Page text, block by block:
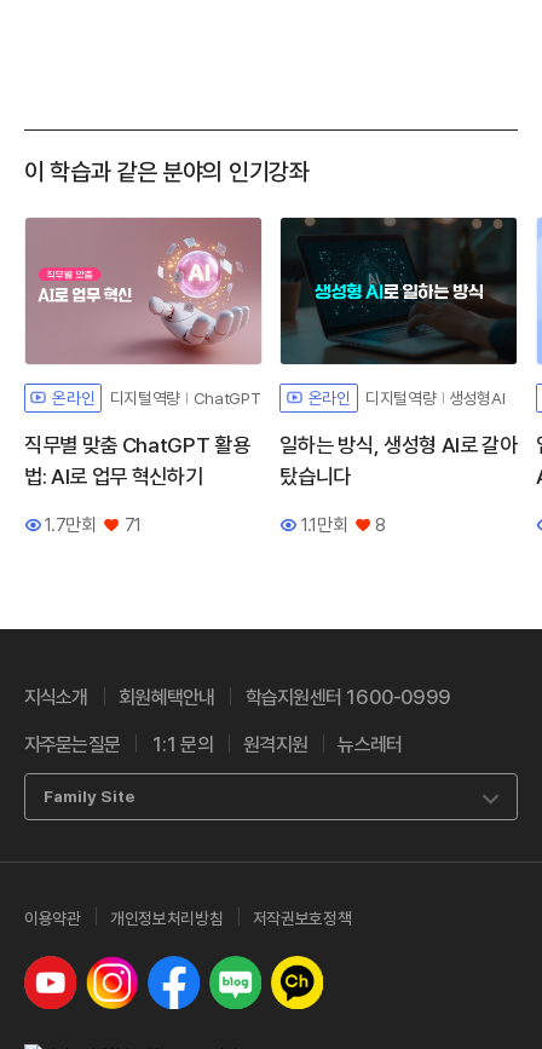
이 학습과 같은 분야의 인기강좌
온라인 디지털역량 ChatGPT
직무별 맞춤 ChatGPT 활용
법: AI로 업무 혁신하기
조회수
1.7만회
좋아요
71
온라인 디지털역량 생성형AI
일하는 방식, 생성형 AI로 갈아
탔습니다
조회수
1.1만회
좋아요
8
지식소개 회원혜택안내 학습지원센터 1600-0999
자주묻는질문 1:1 문의 원격지원 뉴스레터
Family Site
이용약관 개인정보처리방침 저작권보호정책
유튜브 인스타그램 페이스북 네이버 블로그카카오톡 채널